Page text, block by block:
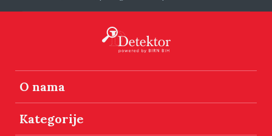
O nama
Kategorije